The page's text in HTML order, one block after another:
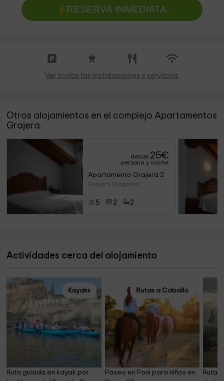
RESERVA INMEDIATA
Ver todas las instalaciones y servicios
Otros alojamientos en el complejo Apartamentos
Grajera
desde 25€
persona y noche
Apartamento Grajera 2
Grajera (Segovia)
5 2 2
Actividades cerca del alojamiento
Kayaks
Ruta guiada en kayak por
Rutas a Caballo
Paseo en Poni para niños en
Ruta